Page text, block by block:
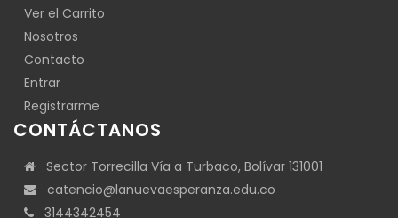
Ver el Carrito
Nosotros
Contacto
Entrar
Registrarme
CONTÁCTANOS
Sector Torrecilla Vía a Turbaco, Bolívar 131001
catencio@lanuevaesperanza.edu.co
3144342454